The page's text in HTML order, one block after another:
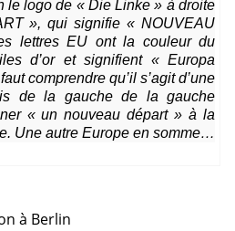
le logo de « Die Linke » à droite
», qui signifie « NOUVEAU
lettres EU ont la couleur du
d’or et signifient « Europa
comprendre qu’il s’agit d’une
de la gauche de la gauche
« un nouveau départ » à la
Une autre Europe en somme…
à Berlin